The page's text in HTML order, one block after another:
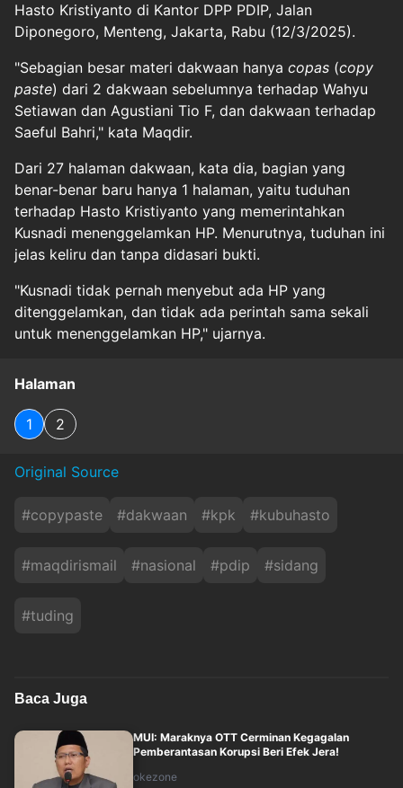
Hasto Kristiyanto di Kantor DPP PDIP, Jalan
Diponegoro, Menteng, Jakarta, Rabu (12/3/2025).
"Sebagian besar materi dakwaan hanya copas (copy
paste) dari 2 dakwaan sebelumnya terhadap Wahyu
Setiawan dan Agustiani Tio F, dan dakwaan terhadap
Saeful Bahri," kata Maqdir.
Dari 27 halaman dakwaan, kata dia, bagian yang
benar-benar baru hanya 1 halaman, yaitu tuduhan
terhadap Hasto Kristiyanto yang memerintahkan
Kusnadi menenggelamkan HP. Menurutnya, tuduhan ini
jelas keliru dan tanpa didasari bukti.
"Kusnadi tidak pernah menyebut ada HP yang
ditenggelamkan, dan tidak ada perintah sama sekali
untuk menenggelamkan HP," ujarnya.
Halaman
1 2
Original Source
#copypaste #dakwaan #kpk #kubuhasto
#maqdirismail #nasional #pdip #sidang
#tuding
Baca Juga
MUI: Maraknya OTT Cerminan Kegagalan
Pemberantasan Korupsi Beri Efek Jera!
okezone